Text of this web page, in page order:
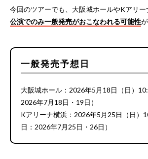
今回のツアーでも、大阪城ホールやKアリー
公演でのみ一般発売がおこなわれる可能性
一般発売予想日
大阪城ホール：2026年5月18日（日）
2026年7月18日・19日）
Kアリーナ横浜：2026年5月25日（日）
日：2026年7月25日・26日）